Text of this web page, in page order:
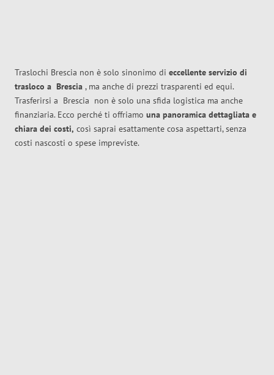
Traslochi Brescia non è solo sinonimo di eccellente servizio di
trasloco a Brescia , ma anche di prezzi trasparenti ed equi.
Trasferirsi a Brescia non è solo una sfida logistica ma anche
finanziaria. Ecco perché ti offriamo una panoramica dettagliata e
chiara dei costi, così saprai esattamente cosa aspettarti, senza
costi nascosti o spese impreviste.